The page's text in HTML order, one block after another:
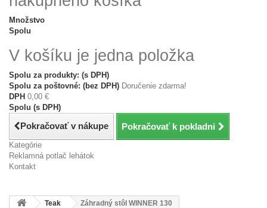
Množstvo
Spolu
V košíku je jedna položka
Spolu za produkty: (s DPH)
Spolu za poštovné: (bez DPH) Doručenie zdarma!
DPH 0,00 €
Spolu (s DPH)
Pokračovať v nákupe Pokračovať k pokladni
Kategórie
Reklamná potlač lehátok
Kontakt
Teak Záhradný stôl WINNER 130